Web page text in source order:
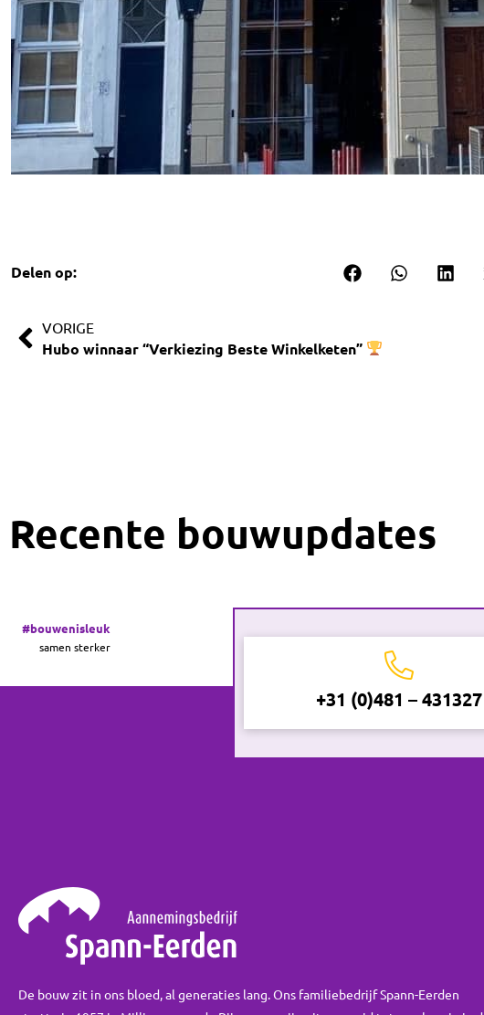
Delen op:
VORIGE
Hubo winnaar “Verkiezing Beste Winkelketen”
Recente bouwupdates
#bouwenisleuk
samen sterker
+31 (0)481 – 431327
De bouw zit in ons bloed, al generaties lang. Ons familiebedrijf Spann-Eerden